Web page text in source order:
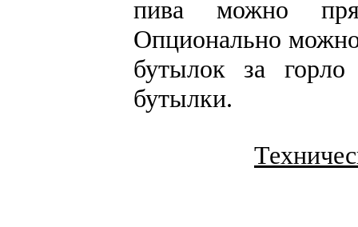
пива можно
Опционально
бутылок за
бутылки.